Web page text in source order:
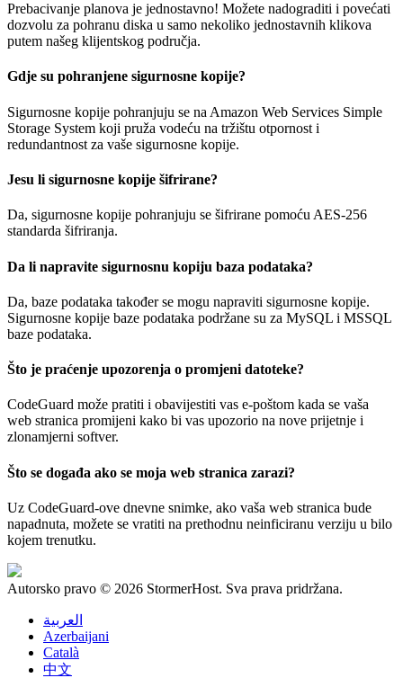
Prebacivanje planova je jednostavno! Možete nadograditi i povećati
dozvolu za pohranu diska u samo nekoliko jednostavnih klikova
putem našeg klijentskog područja.
Gdje su pohranjene sigurnosne kopije?
Sigurnosne kopije pohranjuju se na Amazon Web Services Simple
Storage System koji pruža vodeću na tržištu otpornost i
redundantnost za vaše sigurnosne kopije.
Jesu li sigurnosne kopije šifrirane?
Da, sigurnosne kopije pohranjuju se šifrirane pomoću AES-256
standarda šifriranja.
Da li napravite sigurnosnu kopiju baza podataka?
Da, baze podataka također se mogu napraviti sigurnosne kopije.
Sigurnosne kopije baze podataka podržane su za MySQL i MSSQL
baze podataka.
Što je praćenje upozorenja o promjeni datoteke?
CodeGuard može pratiti i obavijestiti vas e-poštom kada se vaša
web stranica promijeni kako bi vas upozorio na nove prijetnje i
zlonamjerni softver.
Što se događa ako se moja web stranica zarazi?
Uz CodeGuard-ove dnevne snimke, ako vaša web stranica bude
napadnuta, možete se vratiti na prethodnu neinficiranu verziju u bilo
kojem trenutku.
Autorsko pravo © 2026 StormerHost. Sva prava pridržana.
العربية
Azerbaijani
Català
中文